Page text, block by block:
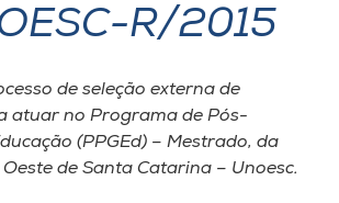
R/2015
de seleção externa de
atuar no Programa de Pós-
(PPGEd) – Mestrado, da
de Santa Catarina – Unoesc.